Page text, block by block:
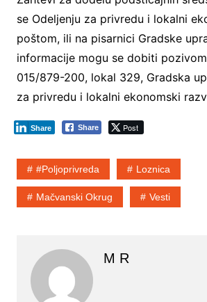
se Odeljenju za privredu i lokalni
poštom, ili na pisarnici Gradske
informacije mogu se dobiti
015/879-200, lokal 329, Gradska
za privredu i lokalni ekonomski
Share Post
Share
#poljoprivreda Loznica
Mačvanski Okrug Vesti
M R